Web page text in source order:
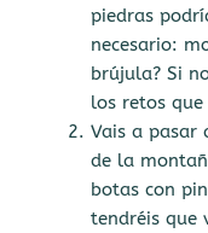
piedras
necesario:
brújula? Si
los retos
Vais a pasar
de la
botas con
tendréis que